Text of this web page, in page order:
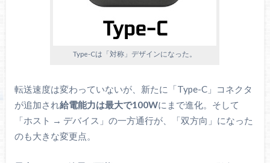
Type-Cは「対称」デザインになった。
転送速度は変わっていないが、新たに「Type-C」コネクタ
が追加され給電能力は最大で100Wにまで進化。そして
「ホスト → デバイス」の一方通行が、「双方向」になった
のも大きな変更点。